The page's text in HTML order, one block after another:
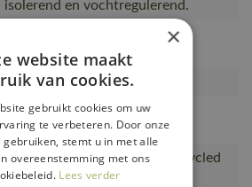
isolerend en vochtregulerend.
MASCOT®
Stretchstof., Het product is
isolerend en vochtregulerend.
is gemaakt van of bevat gerecycled
materiaal, Van productie naar
×
website maakt
van cookies.
gebruikt cookies om uw
te verbeteren. Door onze
gebruiken, stemt u in met alle
overeenstemming met ons
Lees verder